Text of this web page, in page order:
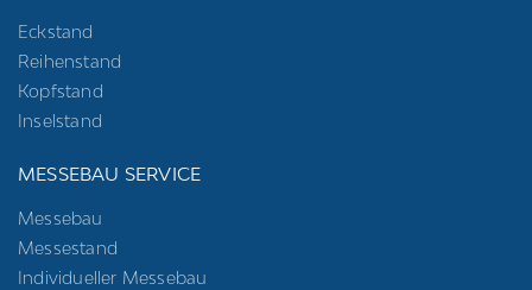
Eckstand
Reihenstand
Kopfstand
Inselstand
MESSEBAU SERVICE
Messebau
Messestand
Individueller Messebau